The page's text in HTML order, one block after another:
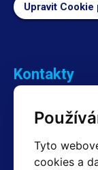
Tyto
cookies a
Upravit Cookie
Kontakty
+420 603 357
Fakturační a